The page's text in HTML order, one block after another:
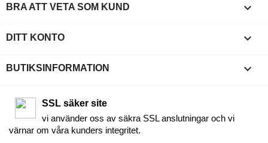
BRA ATT VETA SOM KUND 
DITT KONTO 
BUTIKSINFORMATION keyboard_arrow_down
SSL säker site
vi använder oss av säkra SSL anslutningar och vi
värnar om våra kunders integritet.